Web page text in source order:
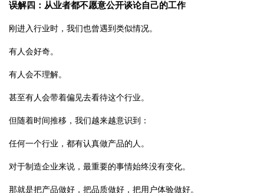
误解四：从业者都不愿意公开谈论自己的工作
刚进入行业时，我们也曾遇到类似情况。
有人会好奇。
有人会不理解。
甚至有人会带着偏见去看待这个行业。
但随着时间推移，我们越来越意识到：
任何一个行业，都有认真做产品的人。
对于制造企业来说，最重要的事情始终没有变化。
那就是把产品做好，把品质做好，把用户体验做好。